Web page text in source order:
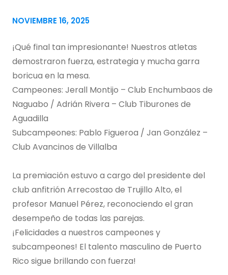
NOVIEMBRE 16, 2025
¡Qué final tan impresionante! Nuestros atletas
demostraron fuerza, estrategia y mucha garra
boricua en la mesa.
Campeones: Jerall Montijo – Club Enchumbaos de
Naguabo / Adrián Rivera – Club Tiburones de
Aguadilla
Subcampeones: Pablo Figueroa / Jan González –
Club Avancinos de Villalba
La premiación estuvo a cargo del presidente del
club anfitrión Arrecostao de Trujillo Alto, el
profesor Manuel Pérez, reconociendo el gran
desempeño de todas las parejas.
¡Felicidades a nuestros campeones y
subcampeones! El talento masculino de Puerto
Rico sigue brillando con fuerza!